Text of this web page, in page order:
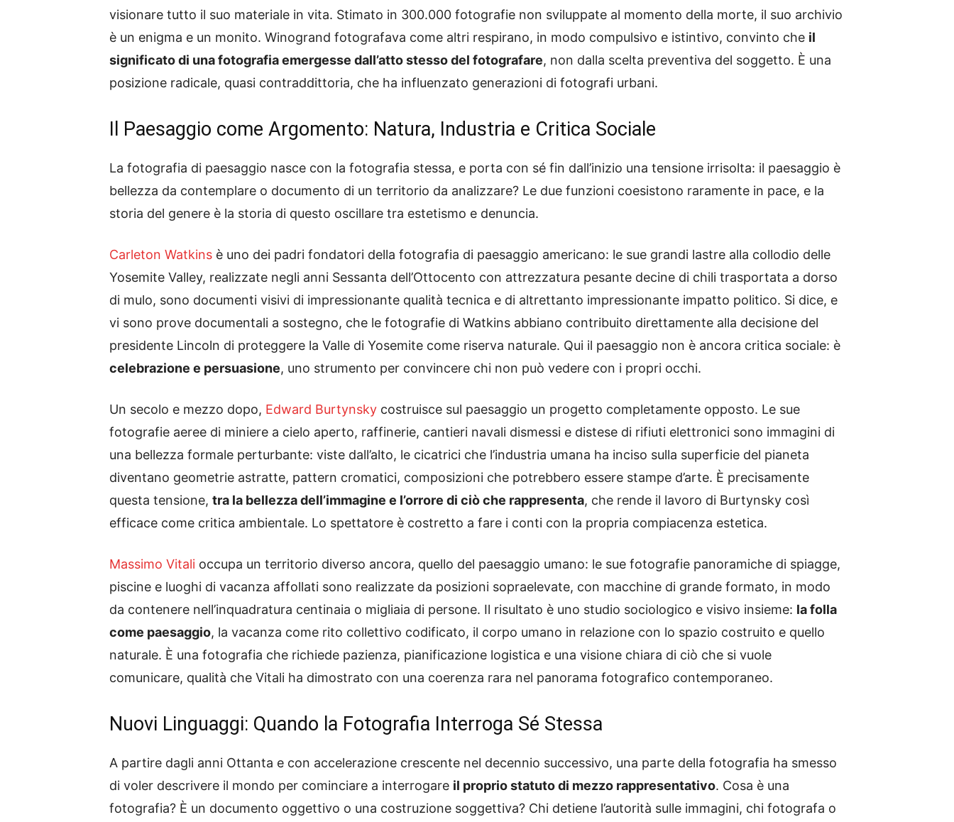
visionare tutto il suo materiale in vita. Stimato in 300.000 fotografie non sviluppate al momento della morte, il suo archivio
è un enigma e un monito. Winogrand fotografava come altri respirano, in modo compulsivo e istintivo, convinto che il
significato di una fotografia emergesse dall’atto stesso del fotografare, non dalla scelta preventiva del soggetto. È una
posizione radicale, quasi contraddittoria, che ha influenzato generazioni di fotografi urbani.
Il Paesaggio come Argomento: Natura, Industria e Critica Sociale
La fotografia di paesaggio nasce con la fotografia stessa, e porta con sé fin dall’inizio una tensione irrisolta: il paesaggio è
bellezza da contemplare o documento di un territorio da analizzare? Le due funzioni coesistono raramente in pace, e la
storia del genere è la storia di questo oscillare tra estetismo e denuncia.
Carleton Watkins è uno dei padri fondatori della fotografia di paesaggio americano: le sue grandi lastre alla collodio delle
Yosemite Valley, realizzate negli anni Sessanta dell’Ottocento con attrezzatura pesante decine di chili trasportata a dorso
di mulo, sono documenti visivi di impressionante qualità tecnica e di altrettanto impressionante impatto politico. Si dice, e
vi sono prove documentali a sostegno, che le fotografie di Watkins abbiano contribuito direttamente alla decisione del
presidente Lincoln di proteggere la Valle di Yosemite come riserva naturale. Qui il paesaggio non è ancora critica sociale: è
celebrazione e persuasione, uno strumento per convincere chi non può vedere con i propri occhi.
Un secolo e mezzo dopo, Edward Burtynsky costruisce sul paesaggio un progetto completamente opposto. Le sue
fotografie aeree di miniere a cielo aperto, raffinerie, cantieri navali dismessi e distese di rifiuti elettronici sono immagini di
una bellezza formale perturbante: viste dall’alto, le cicatrici che l’industria umana ha inciso sulla superficie del pianeta
diventano geometrie astratte, pattern cromatici, composizioni che potrebbero essere stampe d’arte. È precisamente
questa tensione, tra la bellezza dell’immagine e l’orrore di ciò che rappresenta, che rende il lavoro di Burtynsky così
efficace come critica ambientale. Lo spettatore è costretto a fare i conti con la propria compiacenza estetica.
Massimo Vitali occupa un territorio diverso ancora, quello del paesaggio umano: le sue fotografie panoramiche di spiagge,
piscine e luoghi di vacanza affollati sono realizzate da posizioni sopraelevate, con macchine di grande formato, in modo
da contenere nell’inquadratura centinaia o migliaia di persone. Il risultato è uno studio sociologico e visivo insieme: la folla
come paesaggio, la vacanza come rito collettivo codificato, il corpo umano in relazione con lo spazio costruito e quello
naturale. È una fotografia che richiede pazienza, pianificazione logistica e una visione chiara di ciò che si vuole
comunicare, qualità che Vitali ha dimostrato con una coerenza rara nel panorama fotografico contemporaneo.
Nuovi Linguaggi: Quando la Fotografia Interroga Sé Stessa
A partire dagli anni Ottanta e con accelerazione crescente nel decennio successivo, una parte della fotografia ha smesso
di voler descrivere il mondo per cominciare a interrogare il proprio statuto di mezzo rappresentativo. Cosa è una
fotografia? È un documento oggettivo o una costruzione soggettiva? Chi detiene l’autorità sulle immagini, chi fotografa o